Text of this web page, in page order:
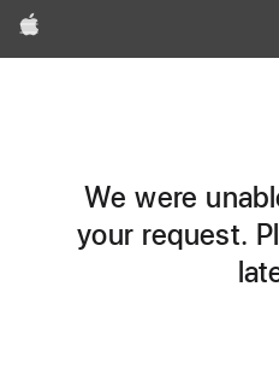
Apple
We were
your request.